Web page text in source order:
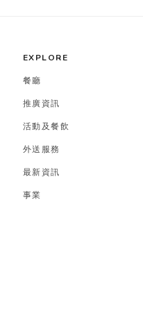
EXPLORE
餐廳
推廣資訊
活動及餐飲
外送服務
最新資訊
事業